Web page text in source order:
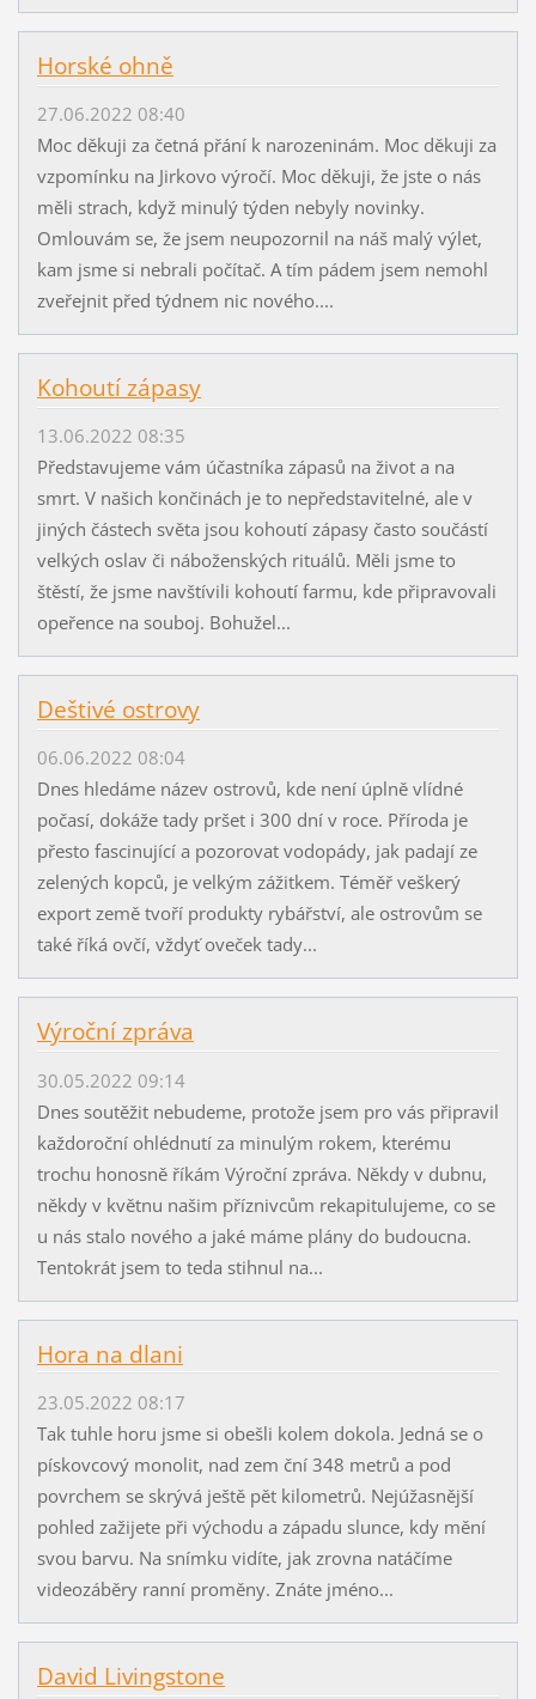
Horské ohně
27.06.2022 08:40
Moc děkuji za četná přání k narozeninám. Moc děkuji za
vzpomínku na Jirkovo výročí. Moc děkuji, že jste o nás
měli strach, když minulý týden nebyly novinky.
Omlouvám se, že jsem neupozornil na náš malý výlet,
kam jsme si nebrali počítač. A tím pádem jsem nemohl
zveřejnit před týdnem nic nového....
Kohoutí zápasy
13.06.2022 08:35
Představujeme vám účastníka zápasů na život a na
smrt. V našich končinách je to nepředstavitelné, ale v
jiných částech světa jsou kohoutí zápasy často součástí
velkých oslav či náboženských rituálů. Měli jsme to
štěstí, že jsme navštívili kohoutí farmu, kde připravovali
opeřence na souboj. Bohužel...
Deštivé ostrovy
06.06.2022 08:04
Dnes hledáme název ostrovů, kde není úplně vlídné
počasí, dokáže tady pršet i 300 dní v roce. Příroda je
přesto fascinující a pozorovat vodopády, jak padají ze
zelených kopců, je velkým zážitkem. Téměř veškerý
export země tvoří produkty rybářství, ale ostrovům se
také říká ovčí, vždyť oveček tady...
Výroční zpráva
30.05.2022 09:14
Dnes soutěžit nebudeme, protože jsem pro vás připravil
každoroční ohlédnutí za minulým rokem, kterému
trochu honosně říkám Výroční zpráva. Někdy v dubnu,
někdy v květnu našim příznivcům rekapitulujeme, co se
u nás stalo nového a jaké máme plány do budoucna.
Tentokrát jsem to teda stihnul na...
Hora na dlani
23.05.2022 08:17
Tak tuhle horu jsme si obešli kolem dokola. Jedná se o
pískovcový monolit, nad zem ční 348 metrů a pod
povrchem se skrývá ještě pět kilometrů. Nejúžasnější
pohled zažijete při východu a západu slunce, kdy mění
svou barvu. Na snímku vidíte, jak zrovna natáčíme
videozáběry ranní proměny. Znáte jméno...
David Livingstone